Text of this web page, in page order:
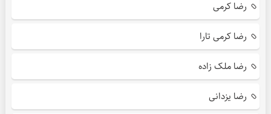
رضا کرمی
رضا کرمی تارا
رضا ملک زاده
رضا یزدانی